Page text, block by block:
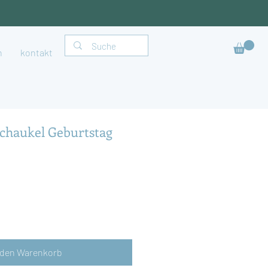
kontakt
Geburtstag
Warenkorb